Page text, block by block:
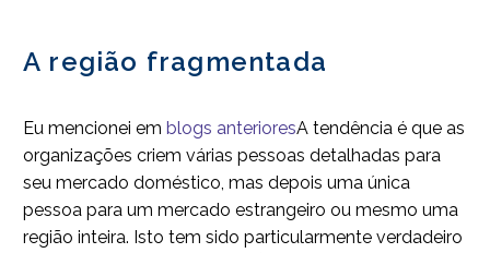
A região fragmentada
Eu mencionei em blogs anterioresA tendência é que as
organizações criem várias pessoas detalhadas para
seu mercado doméstico, mas depois uma única
pessoa para um mercado estrangeiro ou mesmo uma
região inteira. Isto tem sido particularmente verdadeiro